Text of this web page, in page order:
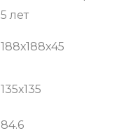
5 лет
188х188х45
135х135
84.6